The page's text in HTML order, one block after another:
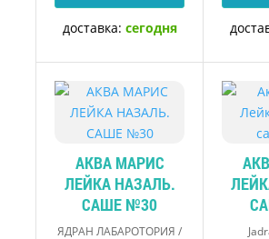
доставка: сегодня
АКВА МАРИС
ЛЕЙКА НАЗАЛЬ.
САШЕ №30
ЯДРАН ЛАБАРОТОРИЯ /